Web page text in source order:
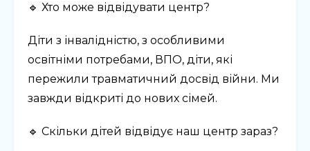
🔹 Хто може відвідувати центр?
Діти з інвалідністю, з особливими
освітніми потребами, ВПО, діти, які
пережили травматичний досвід війни. Ми
завжди відкриті до нових сімей.
🔹 Скільки дітей відвідує наш центр зараз?